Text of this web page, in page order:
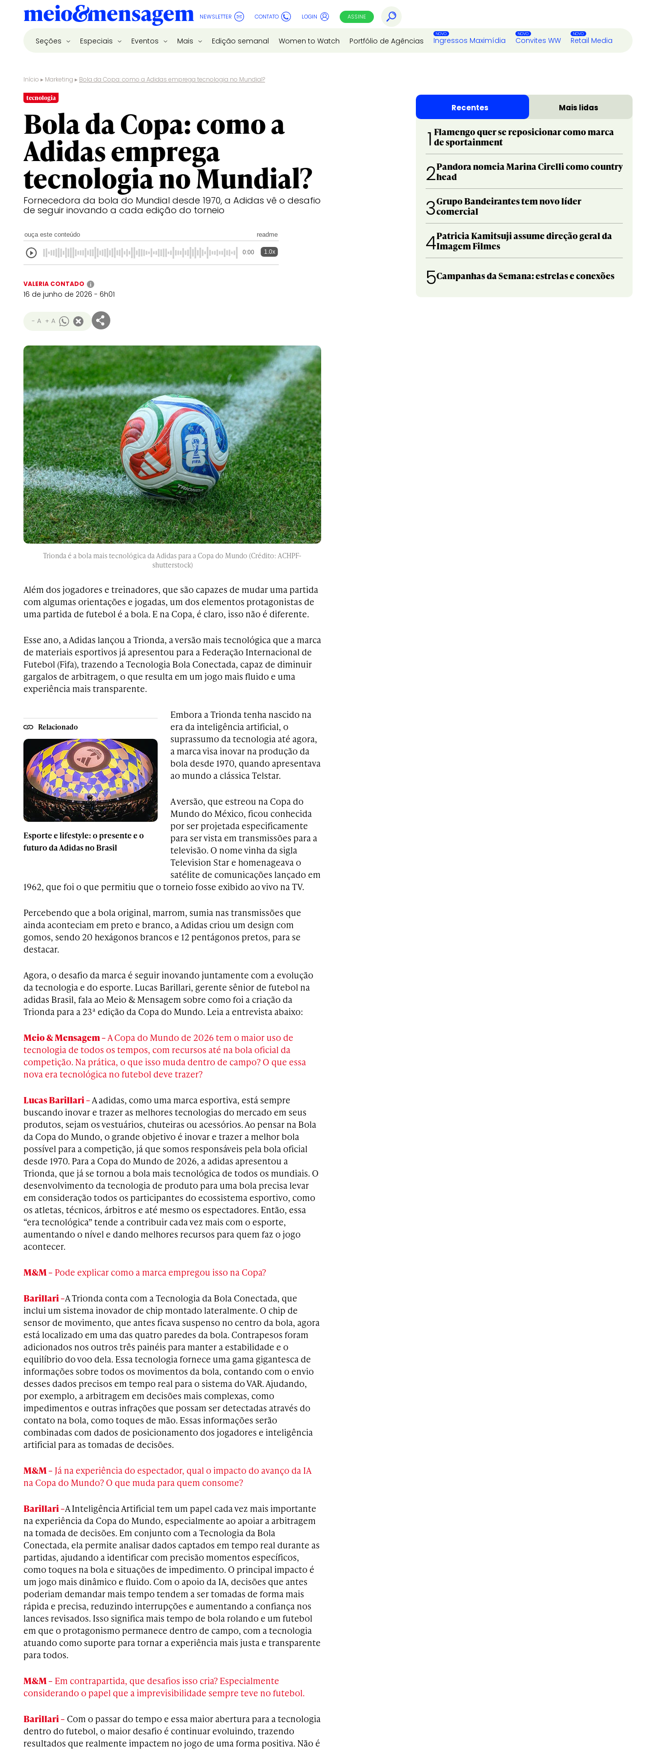
NEWSLETTER CONTATO LOGIN ASSINE
Seções Especiais Eventos Mais Edição semanal Women to Watch Portfólio de Agências Ingressos Maximídia Convites WW Retail Media
Início ▸ Marketing ▸ Bola da Copa: como a Adidas emprega tecnologia no Mundial?
tecnologia
Bola da Copa: como a
Adidas emprega
tecnologia no Mundial?
Fornecedora da bola do Mundial desde 1970, a Adidas vê o desafio
de seguir inovando a cada edição do torneio
ouça este conteúdo readme
0:00 1.0x
VALERIA CONTADO i
16 de junho de 2026 - 6h01
- A + A
Trionda é a bola mais tecnológica da Adidas para a Copa do Mundo (Crédito: ACHPF-
shutterstock)
Além dos jogadores e treinadores, que são capazes de mudar uma partida
com algumas orientações e jogadas, um dos elementos protagonistas de
uma partida de futebol é a bola. E na Copa, é claro, isso não é diferente.
Esse ano, a Adidas lançou a Trionda, a versão mais tecnológica que a marca
de materiais esportivos já apresentou para a Federação Internacional de
Futebol (Fifa), trazendo a Tecnologia Bola Conectada, capaz de diminuir
gargalos de arbitragem, o que resulta em um jogo mais fluido e uma
experiência mais transparente.
Relacionado
Esporte e lifestyle: o presente e o
futuro da Adidas no Brasil
Embora a Trionda tenha nascido na
era da inteligência artificial, o
suprassumo da tecnologia até agora,
a marca visa inovar na produção da
bola desde 1970, quando apresentava
ao mundo a clássica Telstar.
A versão, que estreou na Copa do
Mundo do México, ficou conhecida
por ser projetada especificamente
para ser vista em transmissões para a
televisão. O nome vinha da sigla
Television Star e homenageava o
satélite de comunicações lançado em
1962, que foi o que permitiu que o torneio fosse exibido ao vivo na TV.
Percebendo que a bola original, marrom, sumia nas transmissões que
ainda aconteciam em preto e branco, a Adidas criou um design com
gomos, sendo 20 hexágonos brancos e 12 pentágonos pretos, para se
destacar.
Agora, o desafio da marca é seguir inovando juntamente com a evolução
da tecnologia e do esporte. Lucas Barillari, gerente sênior de futebol na
adidas Brasil, fala ao Meio & Mensagem sobre como foi a criação da
Trionda para a 23ª edição da Copa do Mundo. Leia a entrevista abaixo:
Meio & Mensagem –A Copa do Mundo de 2026 tem o maior uso de
tecnologia de todos os tempos, com recursos até na bola oficial da
competição. Na prática, o que isso muda dentro de campo? O que essa
nova era tecnológica no futebol deve trazer?
Lucas Barillari –A adidas, como uma marca esportiva, está sempre
buscando inovar e trazer as melhores tecnologias do mercado em seus
produtos, sejam os vestuários, chuteiras ou acessórios. Ao pensar na Bola
da Copa do Mundo, o grande objetivo é inovar e trazer a melhor bola
possível para a competição, já que somos responsáveis pela bola oficial
desde 1970. Para a Copa do Mundo de 2026, a adidas apresentou a
Trionda, que já se tornou a bola mais tecnológica de todos os mundiais. O
desenvolvimento da tecnologia de produto para uma bola precisa levar
em consideração todos os participantes do ecossistema esportivo, como
os atletas, técnicos, árbitros e até mesmo os espectadores. Então, essa
“era tecnológica” tende a contribuir cada vez mais com o esporte,
aumentando o nível e dando melhores recursos para quem faz o jogo
acontecer.
M&M – Pode explicar como a marca empregou isso na Copa?
Barillari –A Trionda conta com a Tecnologia da Bola Conectada, que
inclui um sistema inovador de chip montado lateralmente. O chip de
sensor de movimento, que antes ficava suspenso no centro da bola, agora
está localizado em uma das quatro paredes da bola. Contrapesos foram
adicionados nos outros três painéis para manter a estabilidade e o
equilíbrio do voo dela. Essa tecnologia fornece uma gama gigantesca de
informações sobre todos os movimentos da bola, contando com o envio
desses dados precisos em tempo real para o sistema do VAR. Ajudando,
por exemplo, a arbitragem em decisões mais complexas, como
impedimentos e outras infrações que possam ser detectadas através do
contato na bola, como toques de mão. Essas informações serão
combinadas com dados de posicionamento dos jogadores e inteligência
artificial para as tomadas de decisões.
M&M – Já na experiência do espectador, qual o impacto do avanço da IA
na Copa do Mundo? O que muda para quem consome?
Barillari –A Inteligência Artificial tem um papel cada vez mais importante
na experiência da Copa do Mundo, especialmente ao apoiar a arbitragem
na tomada de decisões. Em conjunto com a Tecnologia da Bola
Conectada, ela permite analisar dados captados em tempo real durante as
partidas, ajudando a identificar com precisão momentos específicos,
como toques na bola e situações de impedimento. O principal impacto é
um jogo mais dinâmico e fluido. Com o apoio da IA, decisões que antes
poderiam demandar mais tempo tendem a ser tomadas de forma mais
rápida e precisa, reduzindo interrupções e aumentando a confiança nos
lances revisados. Isso significa mais tempo de bola rolando e um futebol
em que o protagonismo permanece dentro de campo, com a tecnologia
atuando como suporte para tornar a experiência mais justa e transparente
para todos.
M&M – Em contrapartida, que desafios isso cria? Especialmente
considerando o papel que a imprevisibilidade sempre teve no futebol.
Barillari – Com o passar do tempo e essa maior abertura para a tecnologia
dentro do futebol, o maior desafio é continuar evoluindo, trazendo
resultados que realmente impactem no jogo de uma forma positiva. Não é
Recentes Mais lidas
1 Flamengo quer se reposicionar como marca
de sportainment
2Pandora nomeia Marina Cirelli como country
head
3Grupo Bandeirantes tem novo líder
comercial
4Patricia Kamitsuji assume direção geral da
Imagem Filmes
5Campanhas da Semana: estrelas e conexões